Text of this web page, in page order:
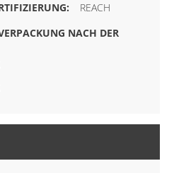
REACH